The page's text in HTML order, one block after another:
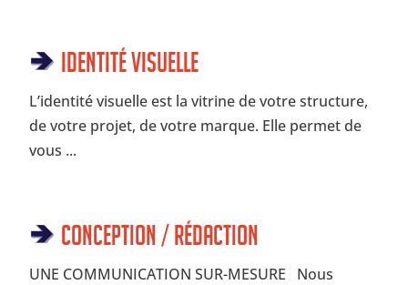
Identité visuelle
L’identité visuelle est la vitrine de votre structure,
de votre projet, de votre marque. Elle permet de
vous ...
Conception / rédaction
UNE COMMUNICATION SUR-MESURE Nous